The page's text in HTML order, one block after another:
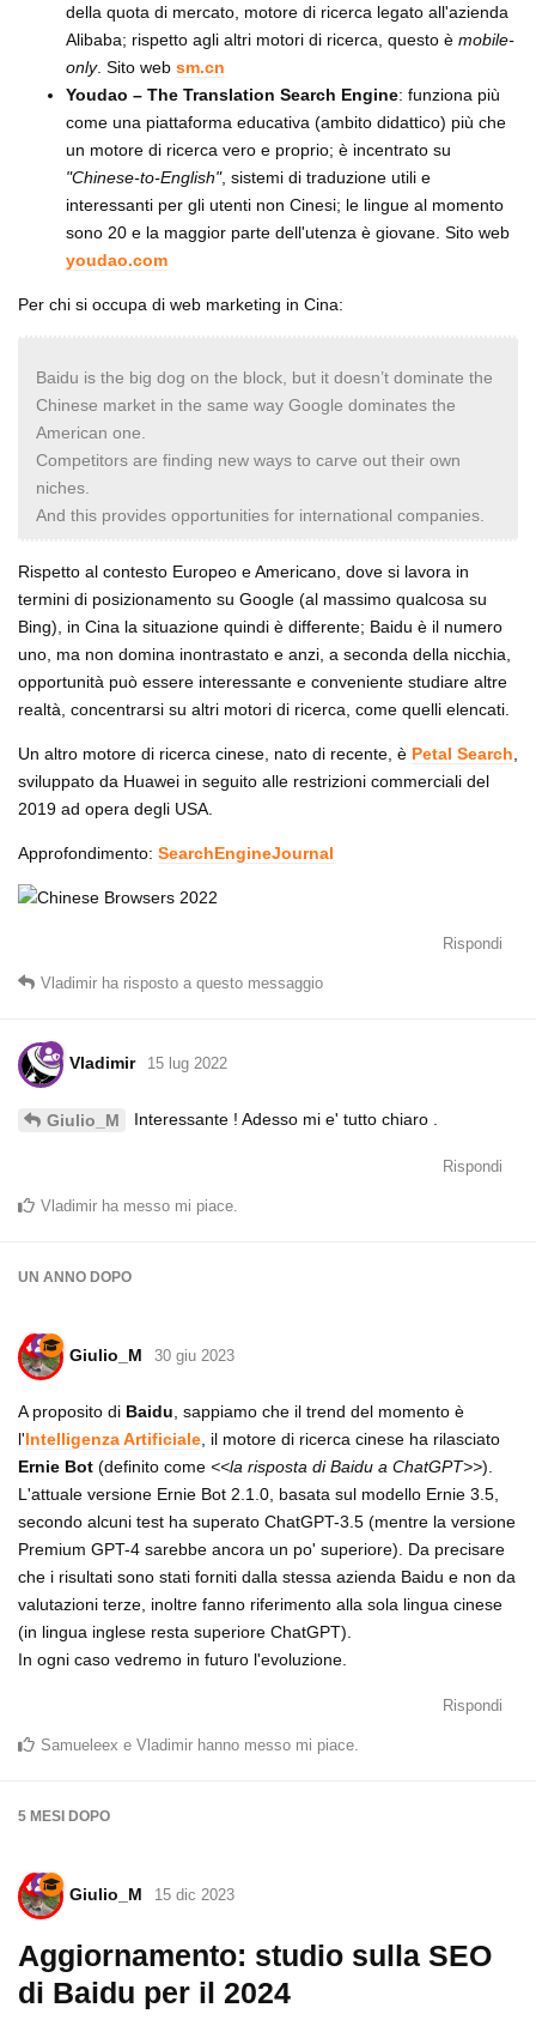
della quota di mercato, motore di ricerca legato all'azienda
Alibaba; rispetto agli altri motori di ricerca, questo è mobile-
only. Sito web sm.cn
Youdao – The Translation Search Engine: funziona più
come una piattaforma educativa (ambito didattico) più che
un motore di ricerca vero e proprio; è incentrato su
"Chinese-to-English", sistemi di traduzione utili e
interessanti per gli utenti non Cinesi; le lingue al momento
sono 20 e la maggior parte dell'utenza è giovane. Sito web
youdao.com
Per chi si occupa di web marketing in Cina:
Baidu is the big dog on the block, but it doesn’t dominate the
Chinese market in the same way Google dominates the
American one.
Competitors are finding new ways to carve out their own
niches.
And this provides opportunities for international companies.
Rispetto al contesto Europeo e Americano, dove si lavora in
termini di posizionamento su Google (al massimo qualcosa su
Bing), in Cina la situazione quindi è differente; Baidu è il numero
uno, ma non domina inontrastato e anzi, a seconda della nicchia,
opportunità può essere interessante e conveniente studiare altre
realtà, concentrarsi su altri motori di ricerca, come quelli elencati.
Un altro motore di ricerca cinese, nato di recente, è Petal Search
sviluppato da Huawei in seguito alle restrizioni commerciali del
2019 ad opera degli USA.
Approfondimento: SearchEngineJournal
Rispondi
Vladimir ha risposto a questo messaggio
Vladimir 15 lug 2022
Giulio_M Interessante ! Adesso mi e' tutto chiaro .
Rispondi
Vladimir ha messo mi piace
UN ANNO DOPO
Giulio_M 30 giu 2023
A proposito di Baidu , sappiamo che il trend del momento è
l'Intelligenza Artificiale , il motore di ricerca cinese ha rilasciato
Ernie Bot (definito come <<la risposta di Baidu a ChatGPT>>).
L'attuale versione Ernie Bot 2.1.0, basata sul modello Ernie 3.5,
secondo alcuni test ha superato ChatGPT-3.5 (mentre la versione
Premium GPT-4 sarebbe ancora un po' superiore). Da precisare
che i risultati sono stati forniti dalla stessa azienda Baidu e non da
valutazioni terze, inoltre fanno riferimento alla sola lingua cinese
(in lingua inglese resta superiore ChatGPT).
In ogni caso vedremo in futuro l'evoluzione.
Rispondi
Samueleex e Vladimir hanno messo mi piace
5 MESI DOPO
Giulio_M 15 dic 2023
Aggiornamento: studio sulla SEO
di Baidu per il 2024